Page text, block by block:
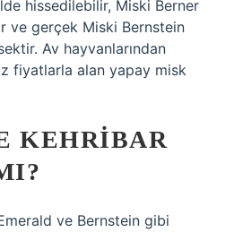
hissedilebilir, Miski Berner
ve gerçek Miski Bernstein
Av hayvanlarından
fiyatlarla alan yapay misk
KEHRIBAR
ve Bernstein gibi